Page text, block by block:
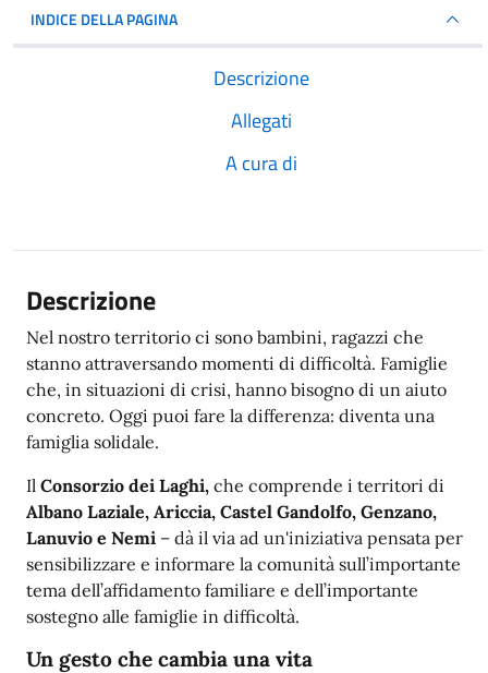
INDICE DELLA PAGINA
Descrizione
Allegati
A cura di
Descrizione
Nel nostro territorio ci sono bambini, ragazzi che
stanno attraversando momenti di difficoltà. Famiglie
che, in situazioni di crisi, hanno bisogno di un aiuto
concreto. Oggi puoi fare la differenza: diventa una
famiglia solidale.
Il Consorzio dei Laghi, che comprende i territori di
Albano Laziale, Ariccia, Castel Gandolfo, Genzano,
Lanuvio e Nemi – dà il via ad un'iniziativa pensata per
sensibilizzare e informare la comunità sull’importante
tema dell’affidamento familiare e dell’importante
sostegno alle famiglie in difficoltà.
Un gesto che cambia una vita